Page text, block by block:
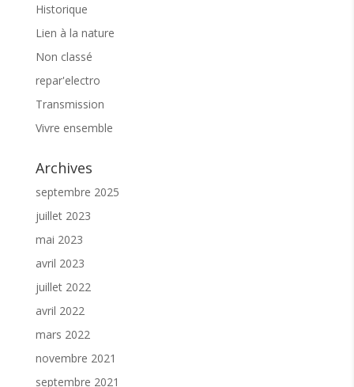
Historique
Lien à la nature
Non classé
repar'electro
Transmission
Vivre ensemble
Archives
septembre 2025
juillet 2023
mai 2023
avril 2023
juillet 2022
avril 2022
mars 2022
novembre 2021
septembre 2021